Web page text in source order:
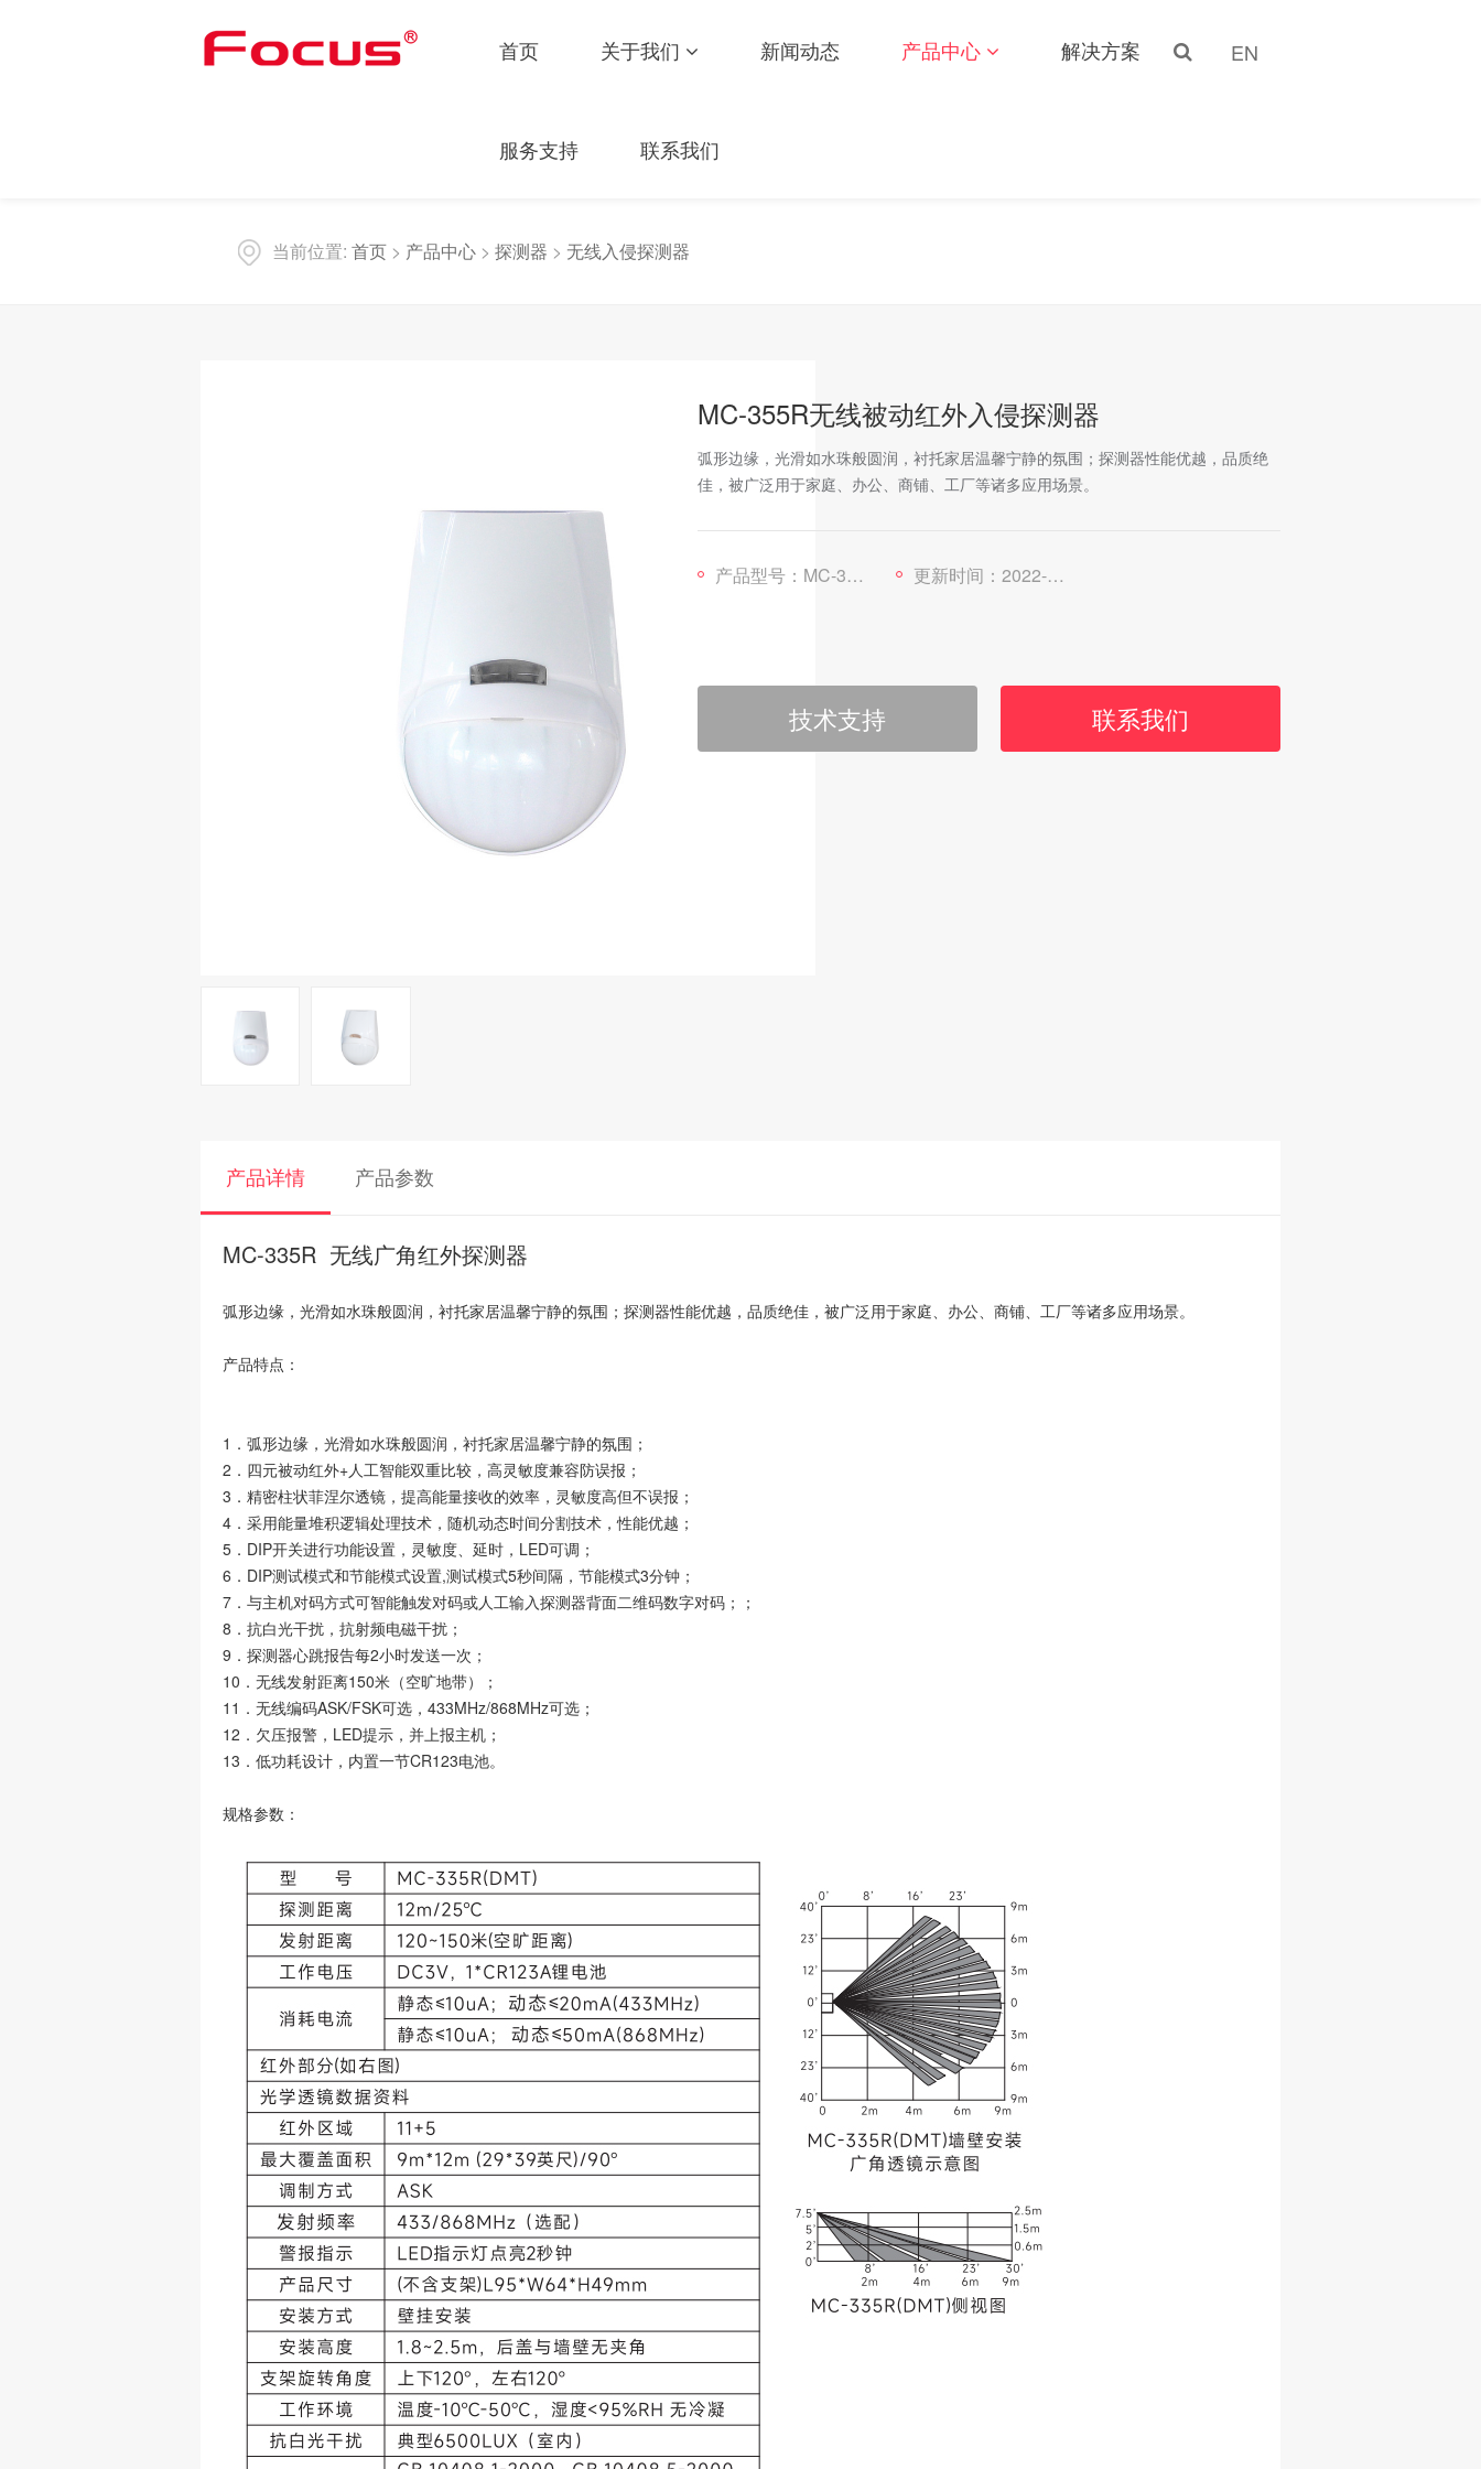
首页 关于我们 新闻动态 产品中心 解决方案
服务支持 联系我们
EN
当前位置: 首页 > 产品中心 > 探测器 > 无线入侵探测器
MC-355R无线被动红外入侵探测器
弧形边缘，光滑如水珠般圆润，衬托家居温馨宁静的氛围；探测器性能优越，品质绝
佳，被广泛用于家庭、办公、商铺、工厂等诸多应用场景。
产品型号：MC-355R 更新时间：2022-03-14
技术支持 联系我们
产品详情 产品参数
MC-335R 无线广角红外探测器
弧形边缘，光滑如水珠般圆润，衬托家居温馨宁静的氛围；探测器性能优越，品质绝佳，被广泛用于家庭、办公、商铺、工厂等诸多应用场景。
产品特点：
1．弧形边缘，光滑如水珠般圆润，衬托家居温馨宁静的氛围；
2．四元被动红外+人工智能双重比较，高灵敏度兼容防误报；
3．精密柱状菲涅尔透镜，提高能量接收的效率，灵敏度高但不误报；
4．采用能量堆积逻辑处理技术，随机动态时间分割技术，性能优越；
5．DIP开关进行功能设置，灵敏度、延时，LED可调；
6．DIP测试模式和节能模式设置,测试模式5秒间隔，节能模式3分钟；
7．与主机对码方式可智能触发对码或人工输入探测器背面二维码数字对码；；
8．抗白光干扰，抗射频电磁干扰；
9．探测器心跳报告每2小时发送一次；
10．无线发射距离150米（空旷地带）；
11．无线编码ASK/FSK可选，433MHz/868MHz可选；
12．欠压报警，LED提示，并上报主机；
13．低功耗设计，内置一节CR123电池。
规格参数：